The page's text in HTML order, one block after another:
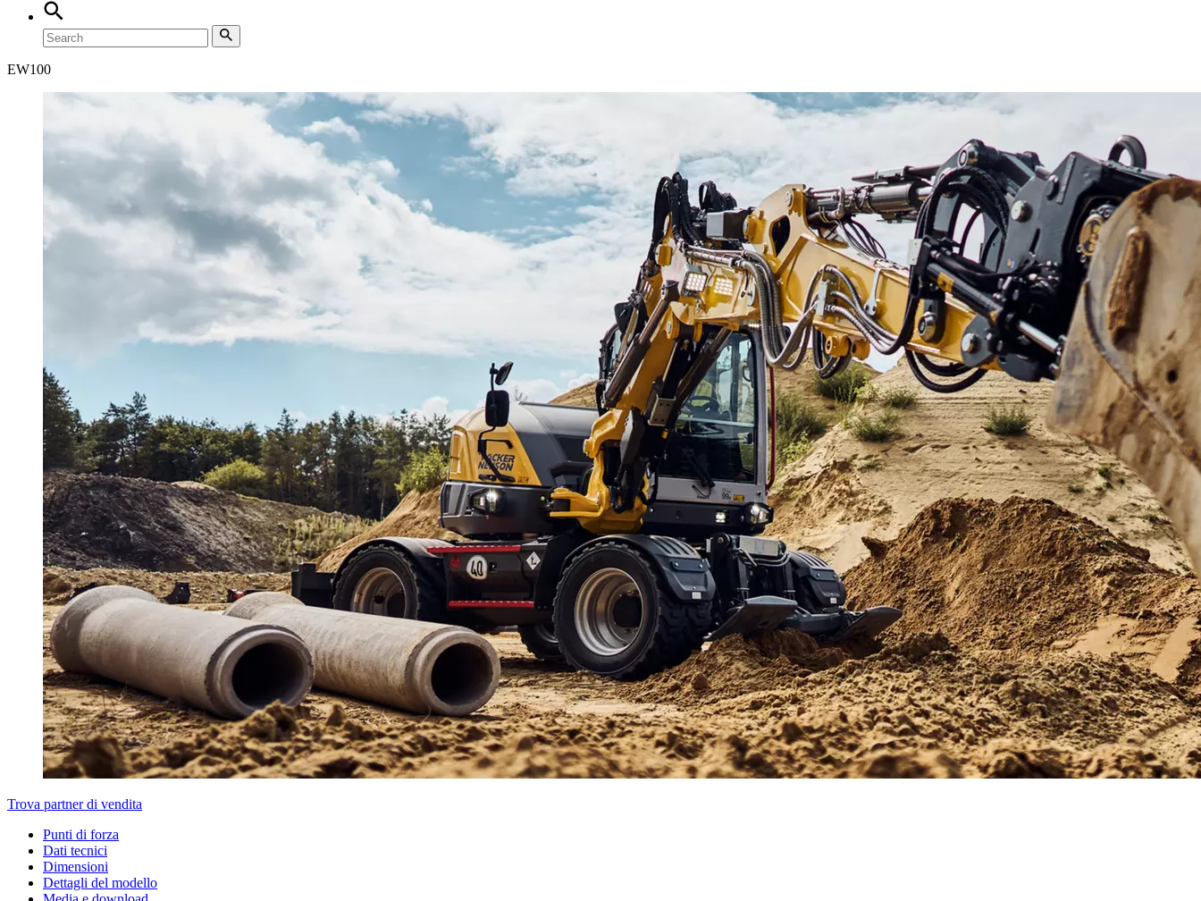
EW100
Trova partner di vendita
Punti di forza
Dati tecnici
Dimensioni
Dettagli del modello